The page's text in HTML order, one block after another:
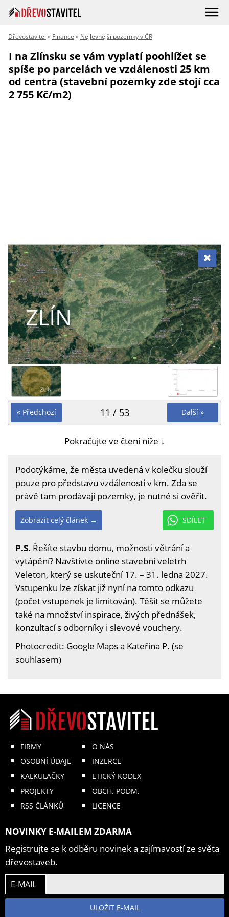
Dřevostavitel » Finance » Nejlevnější pozemky v ČR
I na Zlínsku se vám vyplatí poohlížet se
spíše po parcelách ve vzdálenosti 25 km
od centra (stavební pozemky zde stojí cca
2 755 Kč/m2)
« Předchozí Další »
11 / 53
Pokračujte ve čtení níže ↓
Podotýkáme, že města uvedená v kolečku slouží
pouze pro představu vzdálenosti v km. Zda se
právě tam prodávají pozemky, je nutné si ověřit.
SDÍLET
Zobrazit celý článek →
P.S. Řešíte stavbu domu, možnosti větrání a
vytápění? Navštivte online stavební veletrh
Veleton, který se uskuteční 17. – 31. ledna 2027.
Vstupenku lze získat již nyní na tomto odkazu
(počet vstupenek je limitován). Těšit se můžete
také na množství inspirace, živých přednášek,
konzultací s odborníky i slevové vouchery.
Photocredit: Google Maps a Kateřina P. (se
souhlasem)
FIRMY
OSOBNÍ ÚDAJE
KALKULAČKY
PROJEKTY
RSS ČLÁNKŮ
O NÁS
INZERCE
ETICKÝ KODEX
OBCH. PODM.
LICENCE
NOVINKY E-MAILEM ZDARMA
Registrujte se k odběru novinek a zajímavostí ze světa
dřevostaveb.
E-MAIL
ULOŽIT E-MAIL